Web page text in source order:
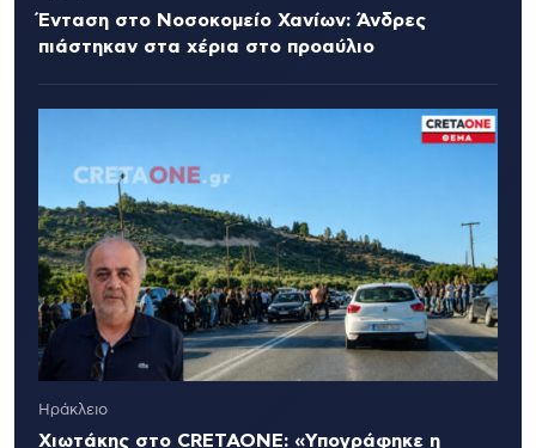
Ένταση στο Νοσοκομείο Χανίων: Άνδρες
πιάστηκαν στα χέρια στο προαύλιο
Ηράκλειο
Χιωτάκης στο CRETAONE: «Υπογράφηκε η